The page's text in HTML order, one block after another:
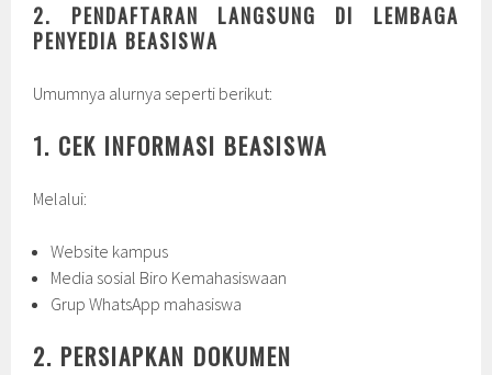
2. PENDAFTARAN LANGSUNG DI LEMBAGA
PENYEDIA BEASISWA
Umumnya alurnya seperti berikut:
1. CEK INFORMASI BEASISWA
Melalui:
Website kampus
Media sosial Biro Kemahasiswaan
Grup WhatsApp mahasiswa
2. PERSIAPKAN DOKUMEN